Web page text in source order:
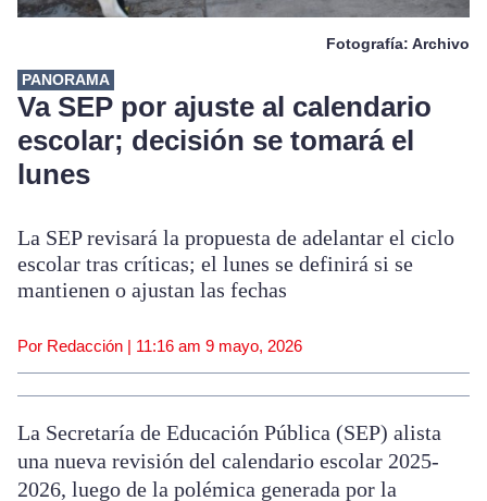
Fotografía: Archivo
PANORAMA
Va SEP por ajuste al calendario
escolar; decisión se tomará el
lunes
La SEP revisará la propuesta de adelantar el ciclo
escolar tras críticas; el lunes se definirá si se
mantienen o ajustan las fechas
Por Redacción | 11:16 am 9 mayo, 2026
La Secretaría de Educación Pública (SEP) alista
una nueva revisión del calendario escolar 2025-
2026, luego de la polémica generada por la